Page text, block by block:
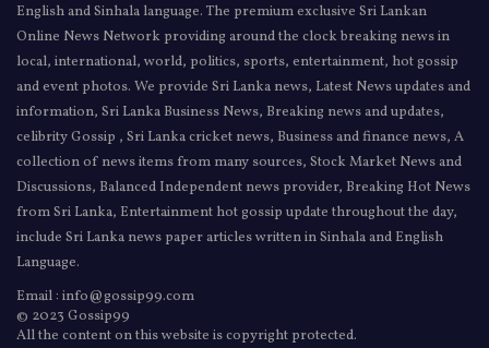
English and Sinhala language. The premium exclusive Sri Lankan
Online News Network providing around the clock breaking news in
local, international, world, politics, sports, entertainment, hot gossip
and event photos. We provide Sri Lanka news, Latest News updates and
information, Sri Lanka Business News, Breaking news and updates,
celibrity Gossip , Sri Lanka cricket news, Business and finance news, A
collection of news items from many sources, Stock Market News and
Discussions, Balanced Independent news provider, Breaking Hot News
from Sri Lanka, Entertainment hot gossip update throughout the day,
include Sri Lanka news paper articles written in Sinhala and English
Language.
Email : info@gossip99.com
© 2023 Gossip99
All the content on this website is copyright protected.